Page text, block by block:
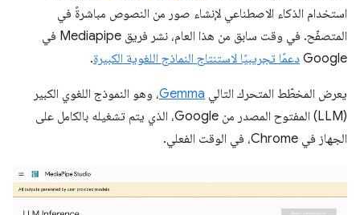
استخدام الذكاء الاصطناعي لإنشاء صور من النصوص مباشرةً في
المتصفّح. في وقت سابق من هذا العام، نشر فريق Mediapipe في
Google دعمًا تجريبيًا لاستنتاج النماذج اللغوية الكبيرة.
يعرض المخطّط المتحرك التالي Gemma، وهو النموذج اللغوي الكبير
(LLM) المفتوح المصدر من Google، الذي يتم تشغيله بالكامل على
الجهاز في Chrome، في الوقت الفعلي.